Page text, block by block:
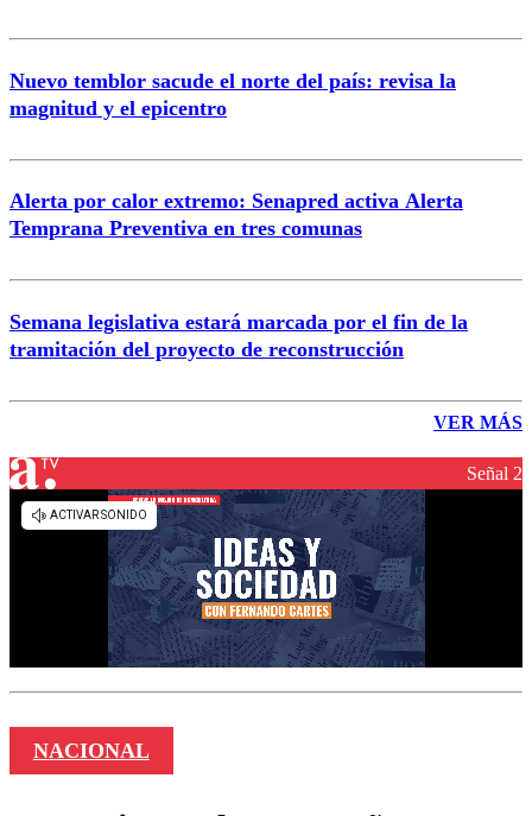
Nuevo temblor sacude el norte del país: revisa la
magnitud y el epicentro
Alerta por calor extremo: Senapred activa Alerta
Temprana Preventiva en tres comunas
Semana legislativa estará marcada por el fin de la
tramitación del proyecto de reconstrucción
VER MÁS
Señal 2
NACIONAL